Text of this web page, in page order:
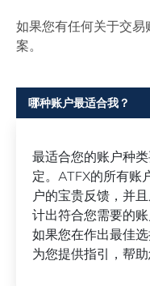
如果您有任何关于交
案。
哪种账户最适合我？
最适合您的账户种
定。ATFX的所有账
户的宝贵反馈，并
计出符合您需要的账
如果您在作出最佳
为您提供指引，帮助